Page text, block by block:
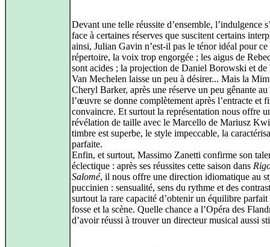
Devant une telle réussite d’ensemble, l’indulgence
face à certaines réserves que suscitent certains
ainsi, Julian Gavin n’est-il pas le ténor idéal pour ce
répertoire, la voix trop engorgée ; les aigus de
sont acides ; la projection de Daniel Borowski et de
Van Mechelen laisse un peu à désirer... Mais la
Cheryl Barker, après une réserve un peu gênante au
l’œuvre se donne complètement après l’entracte et
convaincre. Et surtout la représentation nous offre
révélation de taille avec le Marcello de Mariusz
timbre est superbe, le style impeccable, la
parfaite.
Enfin, et surtout, Massimo Zanetti confirme son
éclectique : après ses réussites cette saison dans
Salomé, il nous offre une direction idiomatique au
puccinien : sensualité, sens du rythme et des
surtout la rare capacité d’obtenir un équilibre parfait
fosse et la scène. Quelle chance a l’Opéra des
d’avoir réussi à trouver un directeur musical aussi